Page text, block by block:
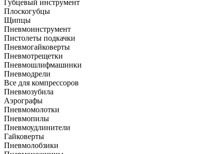
Губцевый инструмент
Плоскогубцы
Щипцы
Пневмоинструмент
Пистолеты подкачки
Пневмогайковерты
Пневмотрещетки
Пневмошлифмашинки
Пневмодрели
Все для компрессоров
Пневмозубила
Аэрографы
Пневмомолотки
Пневмопилы
Пневмоудлинители
Гайковерты
Пневмолобзики